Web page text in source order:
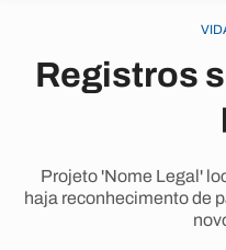
Registros
Projeto 'Nome Legal'
haja reconhecimento de